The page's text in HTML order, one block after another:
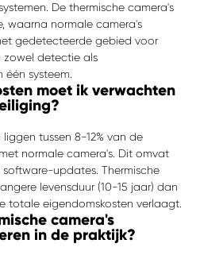
De thermische camera's
waarna normale camera's
gedetecteerde gebied voor
zowel detectie als
systeem.
moet ik verwachten
tussen 8-12% van de
normale camera's. Dit omvat
updates. Thermische
levensduur (10-15 jaar) dan
totale eigendomskosten verlaagt.
camera's
in de praktijk?